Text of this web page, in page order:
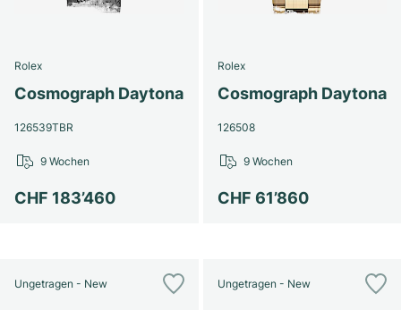
Rolex
Cosmograph Daytona
126539TBR
CHF 183’460
9 Wochen
Rolex
Cosmograph Daytona
126508
CHF 61’860
9 Wochen
Ungetragen - New Ungetragen - New